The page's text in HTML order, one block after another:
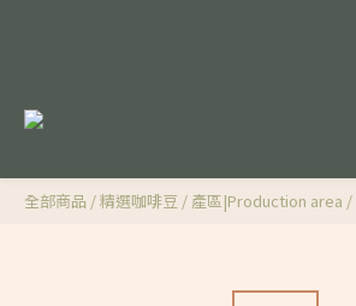
全部商品 /精選咖啡豆 / 產區|Production area /